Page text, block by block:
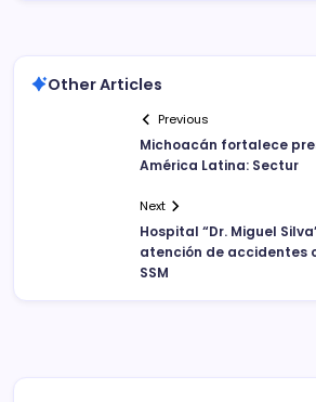
Other Articles
Previous
Michoacán fortalece
América Latina: Sectur
Next
Hospital “Dr. Miguel
atención de accidentes
SSM